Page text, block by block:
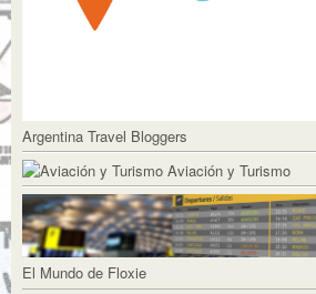
Argentina Travel Bloggers
Aviación y Turismo
El Mundo de Floxie